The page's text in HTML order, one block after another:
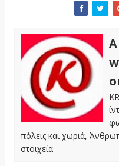
πόλεις και χωριά,
στοιχεία